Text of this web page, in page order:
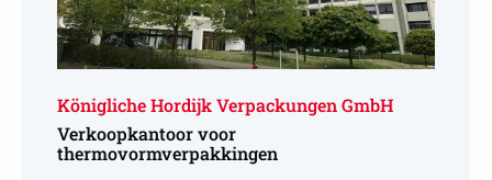
Königliche Hordijk Verpackungen GmbH
Verkoopkantoor voor
thermovormverpakkingen